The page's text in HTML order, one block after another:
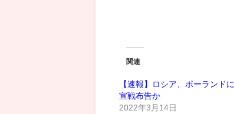
関連
【速報】ロシア、ポーランドに
宣戦布告か
2022年3月14日